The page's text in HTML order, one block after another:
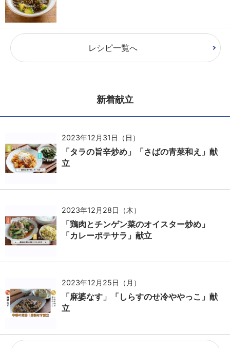
レシピ一覧へ
新着献立
2023年12月31日（日）
「タラの旨辛炒め」「さばの青菜和え」献
立
2023年12月28日（木）
「鶏肉とチンゲン菜のオイスター炒め」
「カレーポテサラ」献立
2023年12月25日（月）
「麻婆なす」「しらすのせ冷ややっこ」献
立